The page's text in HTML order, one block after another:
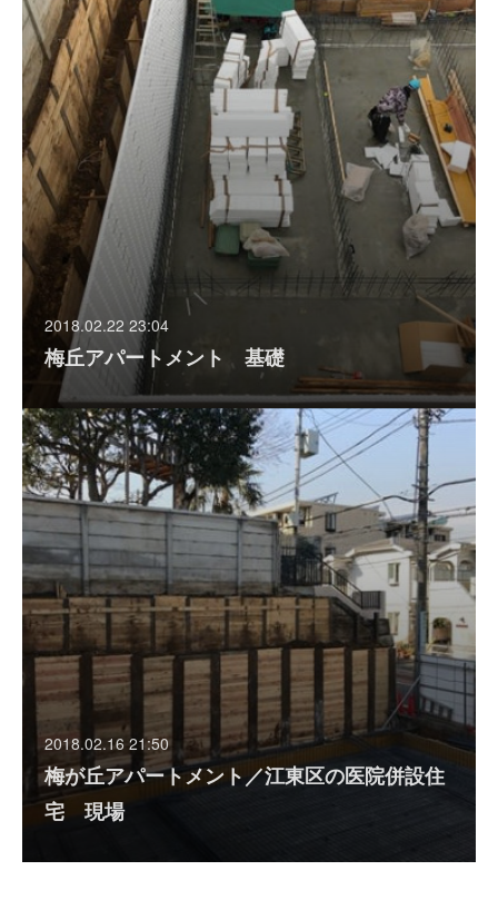
2018.02.22 23:04
梅丘アパートメント 基礎
2018.02.16 21:50
梅が丘アパートメント／江東区の医院併設住
宅 現場